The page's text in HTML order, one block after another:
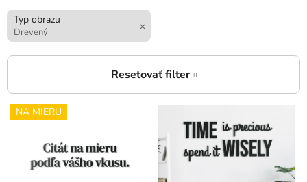
Typ obrazu
Drevený
V
ý
NA MIERU